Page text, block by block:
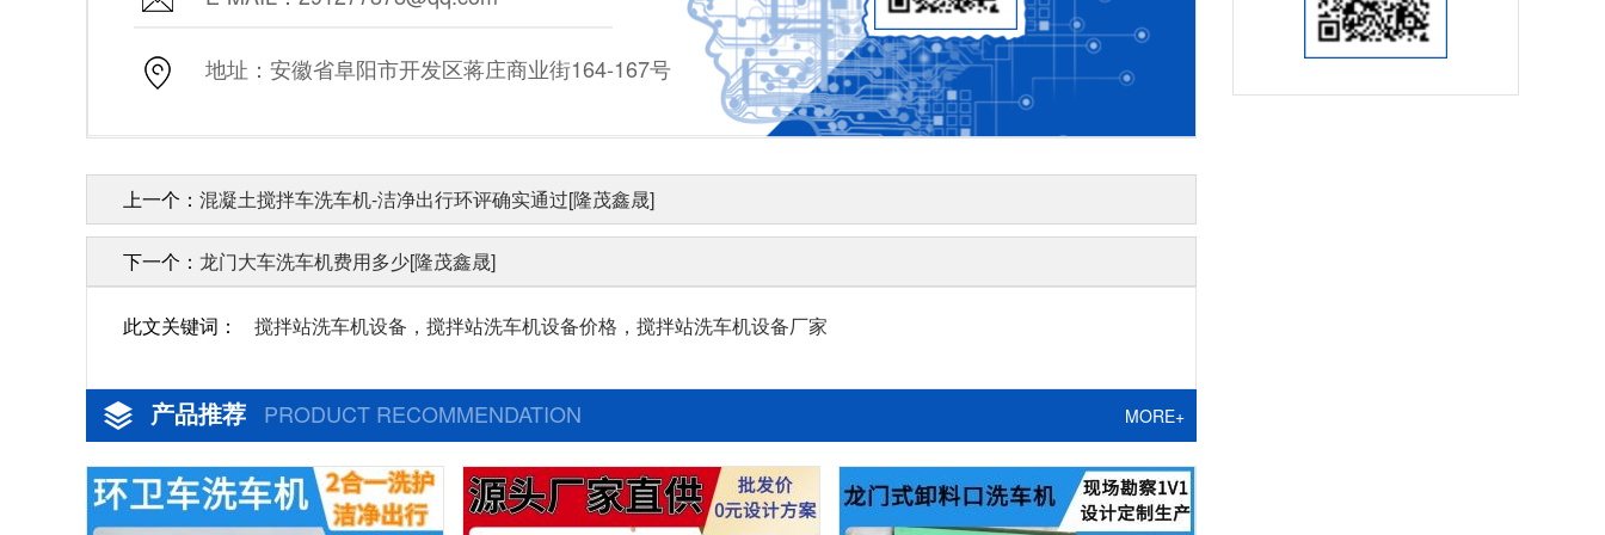
地址：安徽省阜阳市开发区蒋庄商业街164-167号
上一个： 混凝土搅拌车洗车机-洁净出行环评确实通过[隆茂鑫晟]
下一个： 龙门大车洗车机费用多少[隆茂鑫晟]
此文关键词： 搅拌站洗车机设备，搅拌站洗车机设备价格，搅拌站洗车机设备厂家
产品推荐 PRODUCT RECOMMENDATION MORE+